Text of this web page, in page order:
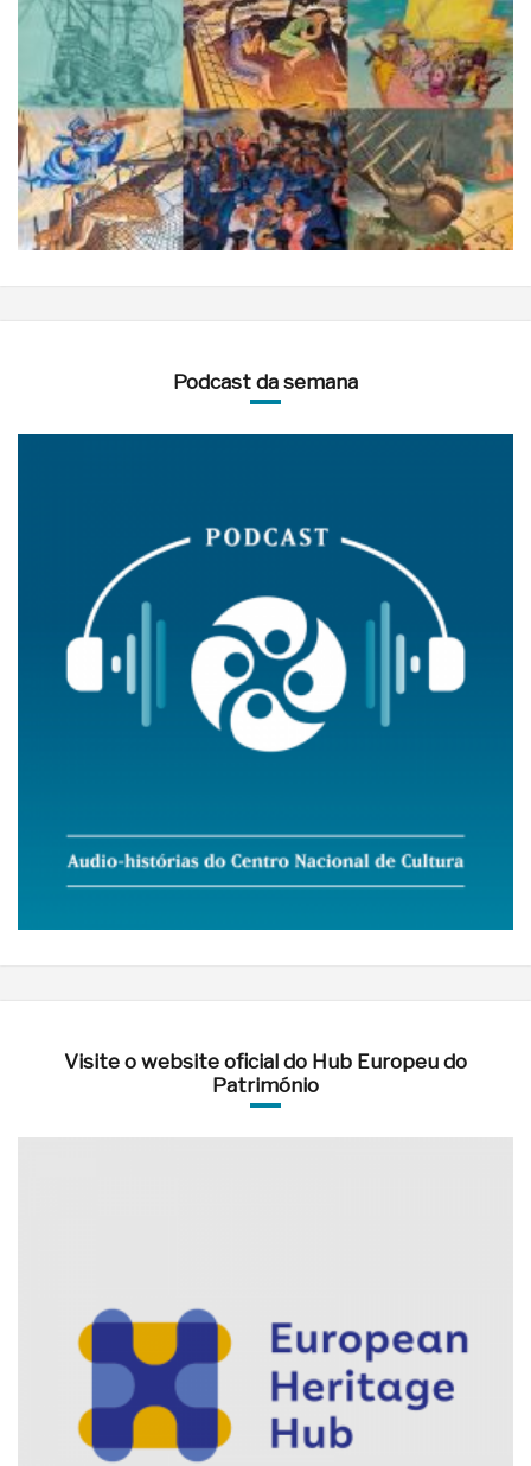
Podcast da semana
Visite o website oficial do Hub Europeu do
Património